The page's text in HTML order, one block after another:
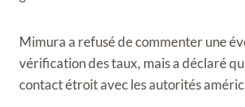
Mimura a refusé de commenter une
vérification des taux, mais a déclaré
contact étroit avec les autorités